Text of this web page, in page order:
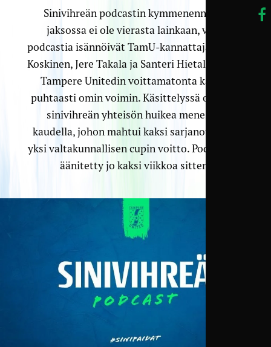
Sinivihreän podcastin kymmenennessä
jaksossa ei ole vierasta lainkaan, vaan
podcastia isännöivät TamU-kannattajat Juuso
Koskinen, Jere Takala ja Santeri Hietala puivat
Tampere Unitedin voittamatonta kautta
puhtaasti omin voimin. Käsittelyssä on koko
sinivihreän yhteisön huikea menestys
kaudella, johon mahtui kaksi sarjanousua ja
yksi valtakunnallisen cupin voitto. Podcast on
äänitetty jo kaksi viikkoa sitten.